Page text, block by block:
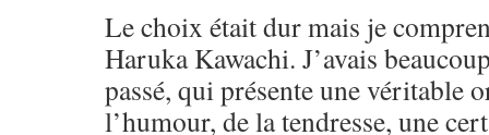
Le choix était dur mais je
Haruka Kawachi. J’avais
passé, qui présente une véritable
l’humour, de la tendresse, une